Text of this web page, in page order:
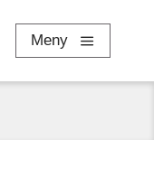
Meny